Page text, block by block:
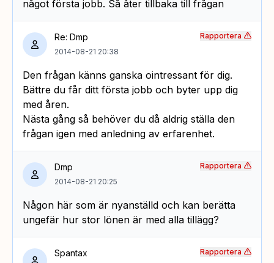
något första jobb. Så åter tillbaka till frågan
Re: Dmp
2014-08-21 20:38
Den frågan känns ganska ointressant för dig.
Bättre du får ditt första jobb och byter upp dig
med åren.
Nästa gång så behöver du då aldrig ställa den
frågan igen med anledning av erfarenhet.
Rapportera
Dmp
2014-08-21 20:25
Någon här som är nyanställd och kan berätta
ungefär hur stor lönen är med alla tillägg?
Rapportera
Spantax Rapportera